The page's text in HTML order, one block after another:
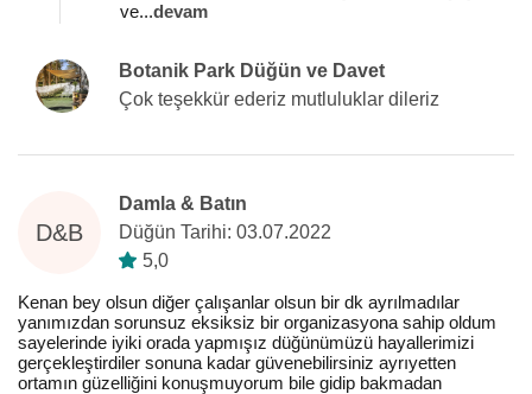
ve...devam
Botanik Park Düğün ve Davet
Çok teşekkür ederiz mutluluklar dileriz
D&B
Damla & Batın
Düğün Tarihi: 03.07.2022
5,0
Kenan bey olsun diğer çalışanlar olsun bir dk ayrılmadılar
yanımızdan sorunsuz eksiksiz bir organizasyona sahip oldum
sayelerinde iyiki orada yapmışız düğünümüzü hayallerimizi
gerçekleştirdiler sonuna kadar güvenebilirsiniz ayrıyetten
ortamın güzelliğini konuşmuyorum bile gidip bakmadan